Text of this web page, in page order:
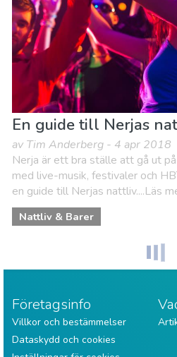
En guide till Nerjas
av Tim Anderberg - 4 apr 2018
Nerja är ett bra ställe att gå ut
med live-musik, festivaler och
en guide till Nerjas nattliv....Läs
Nattliv & Barer
Företagsinfo
Villkor och bestämmelser
Dataskydd och cookies